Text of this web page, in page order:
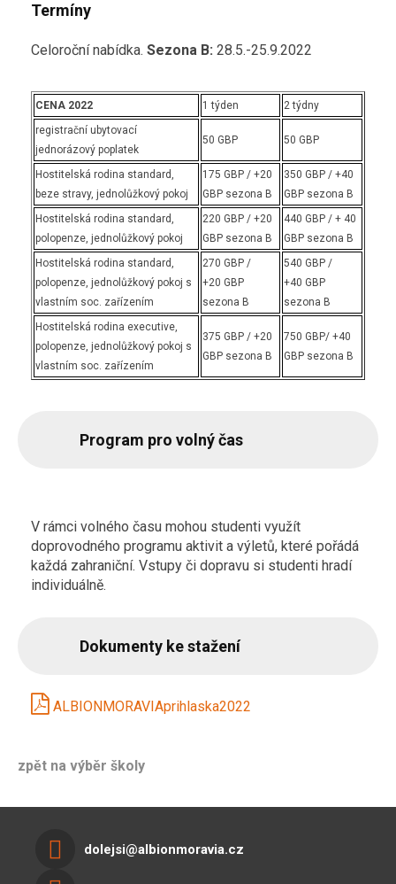
Termíny
Celoroční nabídka. Sezona B: 28.5.-25.9.2022
CENA 2022 1 týden
2 týdny
registrační ubytovací
jednorázový poplatek
50 GBP 50 GBP
Hostitelská rodina standard,
beze stravy, jednolůžkový pokoj
175 GBP / +20
GBP sezona B
350 GBP / +40
GBP sezona B
Hostitelská rodina standard,
polopenze, jednolůžkový pokoj
220 GBP / +20
GBP sezona B
440 GBP / + 40
GBP sezona B
Hostitelská rodina standard,
polopenze, jednolůžkový pokoj s
vlastním soc. zařízením
270 GBP /
+20 GBP
sezona B
540 GBP /
+40 GBP
sezona B
Hostitelská rodina executive,
polopenze, jednolůžkový pokoj s
vlastním soc. zařízením
375 GBP / +20
GBP sezona B
750 GBP/ +40
GBP sezona B
Program pro volný čas
V rámci volného času mohou studenti využít
doprovodného programu aktivit a výletů, které pořádá
každá zahraniční. Vstupy či dopravu si studenti hradí
individuálně.
Dokumenty ke stažení
ALBIONMORAVIAprihlaska2022
zpět na výběr školy
dolejsi@albionmoravia.cz